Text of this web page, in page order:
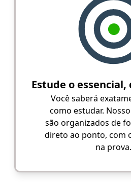
Estude o
Você saberá
como estudar.
são organizados de
direto ao ponto, com
na prova.